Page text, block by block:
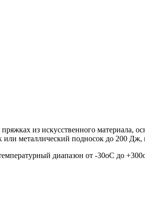
из искусственного материала,
или металлический подносок до 200
диапазон от -30оС до